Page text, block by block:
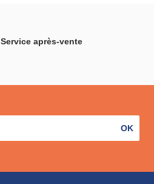
Service après-vente
OK